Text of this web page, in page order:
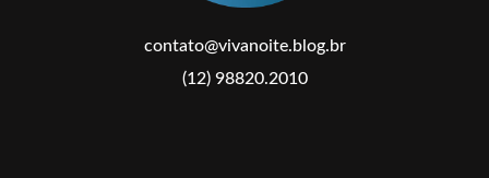
contato@vivanoite.blog.br
(12) 98820.2010